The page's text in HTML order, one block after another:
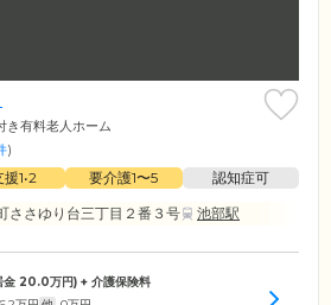
き有料老人ホーム
)
1•2 要介護1〜5
認知症可
ささゆり台三丁目２番３号
池部駅
金 20.0万円) + 介護保険料